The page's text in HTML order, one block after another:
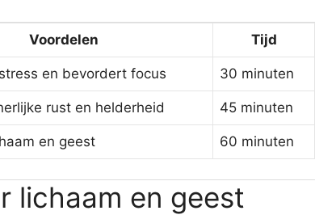
Voordelen Tijd
en bevordert focus 30 minuten
rust en helderheid 45 minuten
en geest 60 minuten
lichaam en geest